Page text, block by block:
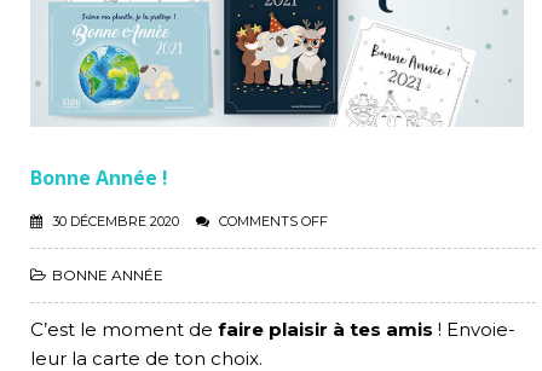
Bonne Année !
30 DÉCEMBRE 2020 COMMENTS OFF
BONNE ANNÉE
C’est le moment de faire plaisir à tes amis ! Envoie-
leur la carte de ton choix.